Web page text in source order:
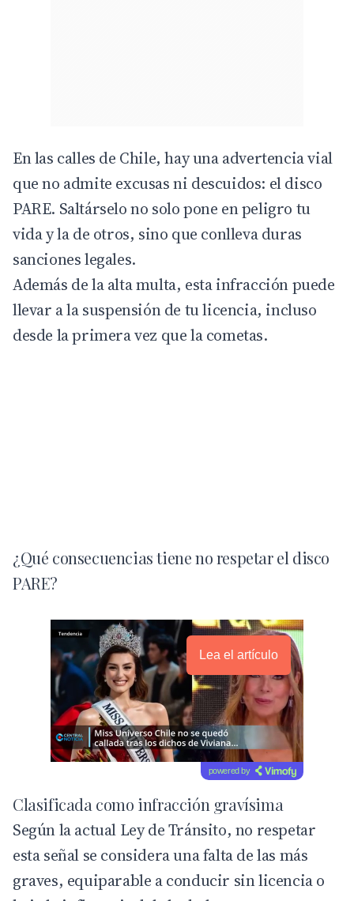
En las calles de Chile, hay una advertencia vial
que no admite excusas ni descuidos: el disco
PARE. Saltárselo no solo pone en peligro tu
vida y la de otros, sino que conlleva duras
sancioneslegales.
Además de la alta multa, esta infracción puede
llevar a la suspensión de tu licencia, incluso
desde la primera vez que la cometas.
¿Qué consecuencias tiene no respetar el disco
PARE?
Lea el artículo
powered by
Clasificada como infracción gravísima
Según la actual Ley de Tránsito, no respetar
esta señal se considera una falta de las más
graves, equiparable a conducir sin licencia o